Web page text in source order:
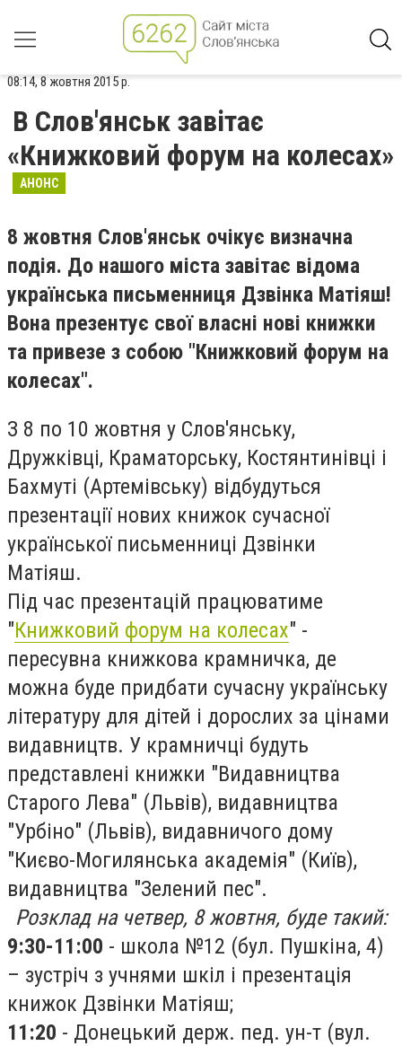
08:14, 8 жовтня 2015 р.
В Слов'янськ завітає
«Книжковий форум на колесах»
АНОНС
8 жовтня Слов'янськ очікує визначна
подія. До нашого міста завітає відома
українська письменниця Дзвінка Матіяш!
Вона презентує свої власні нові книжки
та привезе з собою "Книжковий форум на
колесах".
З 8 по 10 жовтня у Слов'янську,
Дружківці, Краматорську, Костянтинівці і
Бахмуті (Артемівську) відбудуться
презентації нових книжок сучасної
української письменниці Дзвінки
Матіяш.
Під час презентацій працюватиме
"Книжковий форум на колесах" -
пересувна книжкова крамничка, де
можна буде придбати сучасну українську
літературу для дітей і дорослих за цінами
видавництв. У крамничці будуть
представлені книжки "Видавництва
Старого Лева" (Львів), видавництва
"Урбіно" (Львів), видавничого дому
"Києво-Могилянська академія" (Київ),
видавництва "Зелений пес".
Розклад на четвер, 8 жовтня, буде такий:
9:30-11:00 - школа №12 (бул. Пушкіна, 4)
– зустріч з учнями шкіл і презентація
книжок Дзвінки Матіяш;
11:20 - Донецький держ. пед. ун-т (вул.